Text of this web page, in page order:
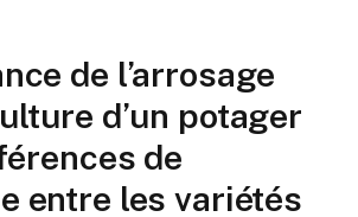
de l’arrosage
d’un potager
de
entre les variétés